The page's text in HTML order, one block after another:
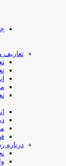
تعاریف
درباره